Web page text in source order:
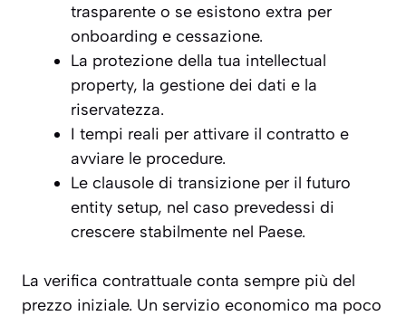
trasparente o se esistono extra per
onboarding e cessazione.
La protezione della tua intellectual
property, la gestione dei dati e la
riservatezza.
I tempi reali per attivare il contratto e
avviare le procedure.
Le clausole di transizione per il futuro
entity setup, nel caso prevedessi di
crescere stabilmente nel Paese.
La verifica contrattuale conta sempre più del
prezzo iniziale. Un servizio economico ma poco